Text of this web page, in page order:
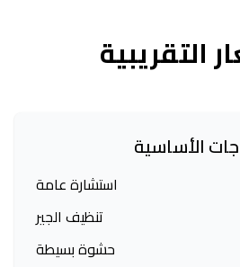
التقريبية
الأساسية
استشارة عامة
تنظيف الجير
حشوة بسيطة